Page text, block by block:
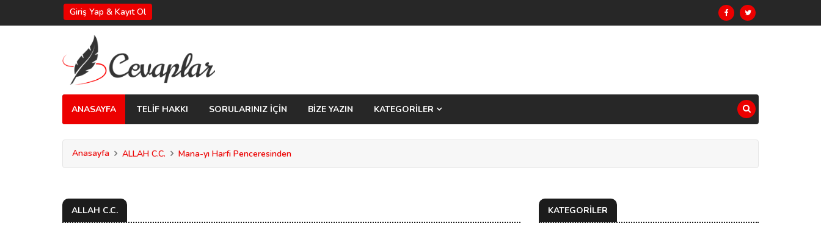
Giriş Yap & Kayıt Ol
ANASAYFA TELİF HAKKI SORULARINIZ İÇİN BİZE YAZIN KATEGORİLER
Anasayfa ALLAH C.C. Mana-yı Harfi Penceresinden
ALLAH C.C. KATEGORİLER